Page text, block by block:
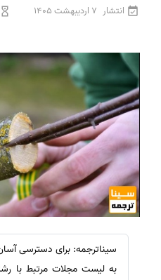
انتشار 7 اردیبهشت 1405
سیناترجمه: برای دسترسی
به لیست مجلات مرتبط با